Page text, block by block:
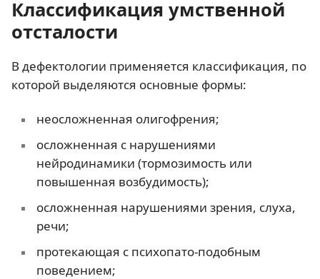
Классификация умственной
отсталости
В дефектологии применяется классификация, по
которой выделяются основные формы:
неосложненная олигофрения;
осложненная с нарушениями
нейродинамики (тормозимость или
повышенная возбудимость);
осложненная нарушениями зрения, слуха,
речи;
протекающая с психопато-подобным
поведением;